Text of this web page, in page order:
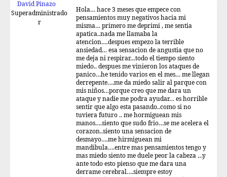
David Pinazo
Superadministrado
r
Hola… hace 3 meses que empece con
pensamientos muy negativos hacia mi
misma… primero me deprimi , me sentia
apatica..nada me llamaba la
atencion….despues empezo la terrible
ansiedad… esa sensacion de angustia que no
me deja ni respirar…todo el tiempo siento
miedo.. despues me vinieron los ataques de
panico…he tenido varios en el mes… me llegan
derrepente….me da miedo salir al parque con
mis niños…porque creo que me dara un
ataque y nadie me podra ayudar… es horrible
sentir que algo esta pasando..como si no
tuviera futuro .. me hormiguean mis
manos….siento que sudo frio…se me acelera el
corazon..siento una sensacion de
desmayo….me hirmiguean mi
mandibula….entre mas pensamientos tengo y
mas miedo siento me duele peor la cabeza …y
ante todo esto pienso que me dara una
derrame cerebral….siempre estoy